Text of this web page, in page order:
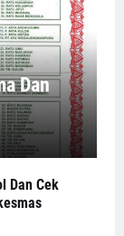
Dan
Dan Cek